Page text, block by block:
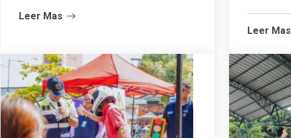
Leer Mas
Leer Mas